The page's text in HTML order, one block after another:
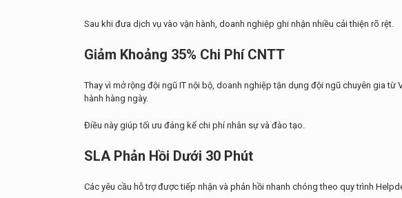
Sau khi đưa dịch vụ vào vận hành, doanh nghiệp ghi nhận nhiều cải thiện rõ rệt.
Giảm Khoảng 35% Chi Phí CNTT
Thay vì mở rộng đội ngũ IT nội bộ, doanh nghiệp tận dụng đội ngũ chuyên gia từ
hành hàng ngày.
Điều này giúp tối ưu đáng kể chi phí nhân sự và đào tạo.
SLA Phản Hồi Dưới 30 Phút
Các yêu cầu hỗ trợ được tiếp nhận và phản hồi nhanh chóng theo quy trình